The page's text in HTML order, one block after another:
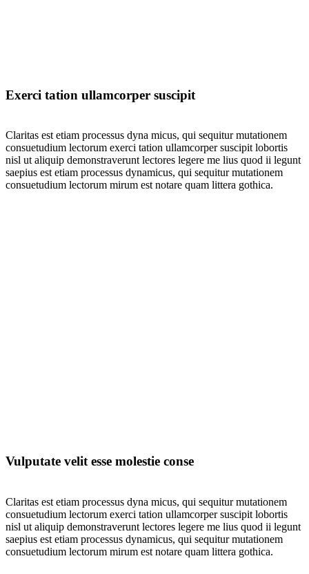
Exerci tation ullamcorper suscipit
Claritas est etiam processus dyna micus, qui sequitur mutationem
consuetudium lectorum exerci tation ullamcorper suscipit lobortis
nisl ut aliquip demonstraverunt lectores legere me lius quod ii legunt
saepius est etiam processus dynamicus, qui sequitur mutationem
consuetudium lectorum mirum est notare quam littera gothica.
Vulputate velit esse molestie conse
Claritas est etiam processus dyna micus, qui sequitur mutationem
consuetudium lectorum exerci tation ullamcorper suscipit lobortis
nisl ut aliquip demonstraverunt lectores legere me lius quod ii legunt
saepius est etiam processus dynamicus, qui sequitur mutationem
consuetudium lectorum mirum est notare quam littera gothica.